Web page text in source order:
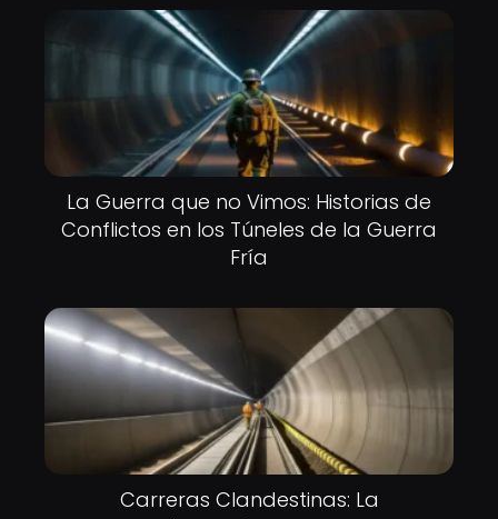
La Guerra que no Vimos: Historias de
Conflictos en los Túneles de la Guerra
Fría
Carreras Clandestinas: La